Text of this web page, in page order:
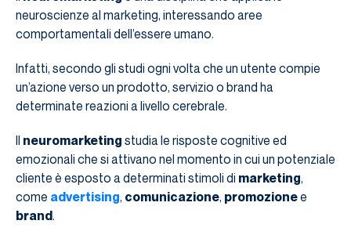
neuroscienze al marketing, interessando aree
comportamentali dell’essere umano.
Infatti, secondo gli studi ogni volta che un utente compie
un’azione verso un prodotto, servizio o brand ha
determinate reazioni a livello cerebrale.
Il neuromarketing studia le risposte cognitive ed
emozionali che si attivano nel momento in cui un potenziale
cliente è esposto a determinati stimoli di marketing,
come advertising, comunicazione, promozionee
brand.